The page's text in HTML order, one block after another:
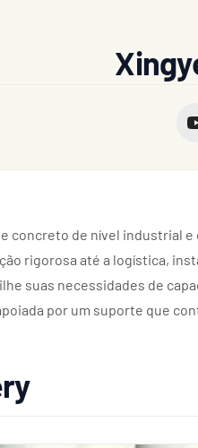
concreto de nível
rigorosa até a logística,
suas necessidades de
por um suporte que